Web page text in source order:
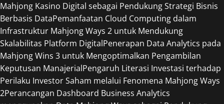
Mahjong Kasino Digital sebagai Pendukung Strategi Bisnis
Berbasis DataPemanfaatan Cloud Computing dalam
Infrastruktur Mahjong Ways 2 untuk Mendukung
Skalabilitas Platform DigitalPenerapan Data Analytics pada
Mahjong Wins 3 untuk Mengoptimalkan Pengambilan
Keputusan ManajerialPengaruh Literasi Investasi terhadap
Perilaku Investor Saham melalui Fenomena Mahjong Ways
2Perancangan Dashboard Business Analytics